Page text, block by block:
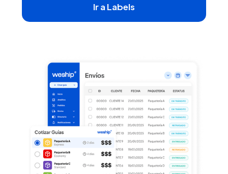
Ir a Labels